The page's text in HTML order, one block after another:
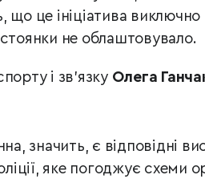
це ініціатива виключно
не облаштовувало.
і зв'язку Олега
значить, є відповідні
яке погоджує схеми